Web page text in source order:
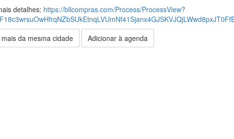
detalhes: https://bllcompras.com/Process/ProcessView?
mais da mesma cidade Adicionar à agenda